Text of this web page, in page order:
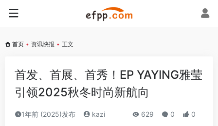
首页 • 资讯快报 • 正文
首发、首展、首秀！EP YAYING雅莹
引领2025秋冬时尚新航向
1年前 (2025)发布 kazi 629 0 0